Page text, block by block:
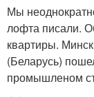
Мы
лофта писали.
квартиры.
(Беларусь)
промышленом